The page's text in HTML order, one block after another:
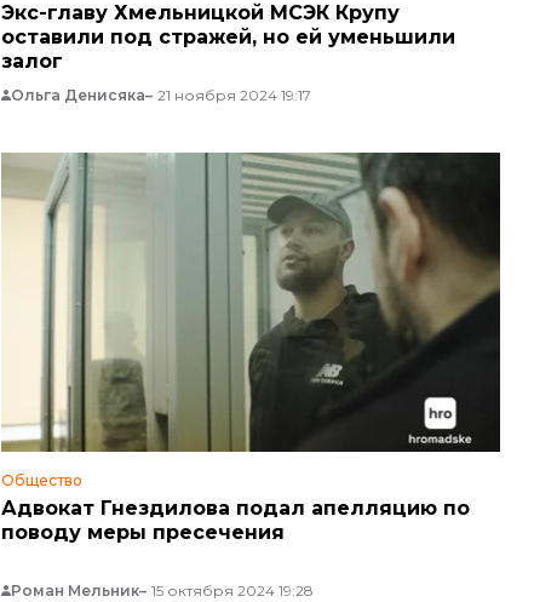
Экс-главу Хмельницкой МСЭК Крупу
оставили под стражей, но ей уменьшили
залог
Ольга Денисяка 21 ноября 2024 19:17
Общество
Адвокат Гнездилова подал апелляцию по
поводу меры пресечения
Роман Мельник 15 октября 2024 19:28